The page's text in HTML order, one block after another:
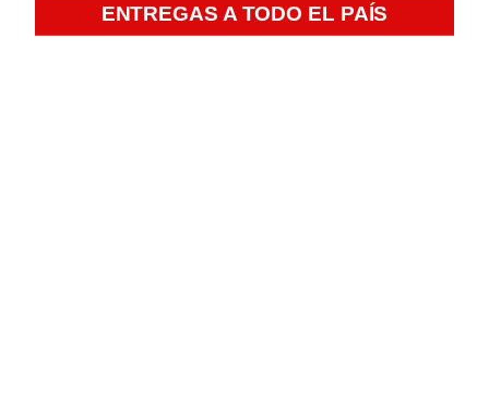
ENTREGAS A TODO EL PAÍS